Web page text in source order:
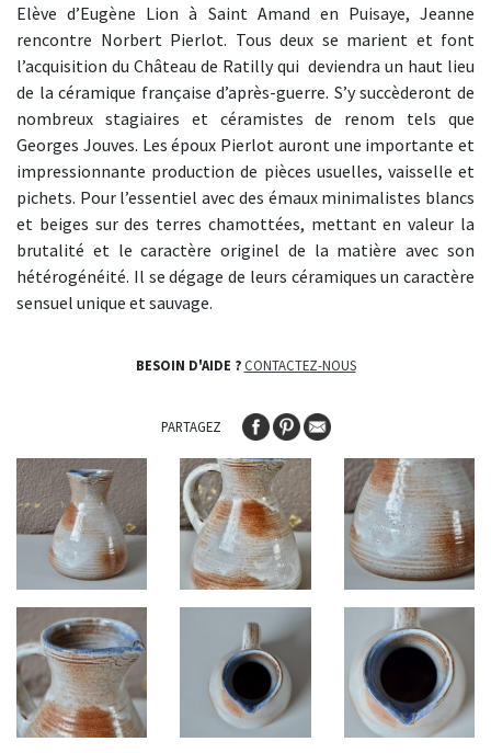
Elève d’Eugène Lion à Saint Amand en Puisaye, Jeanne
rencontre Norbert Pierlot. Tous deux se marient et font
l’acquisition du Château de Ratilly qui deviendra un haut lieu
de la céramique française d’après-guerre. S’y succèderont de
nombreux stagiaires et céramistes de renom tels que
Georges Jouves. Les époux Pierlot auront une importante et
impressionnante production de pièces usuelles, vaisselle et
pichets. Pour l’essentiel avec des émaux minimalistes blancs
et beiges sur des terres chamottées, mettant en valeur la
brutalité et le caractère originel de la matière avec son
hétérogénéité. Il se dégage de leurs céramiques un caractère
sensuel unique et sauvage.
BESOIN D'AIDE ? CONTACTEZ-NOUS
PARTAGEZ